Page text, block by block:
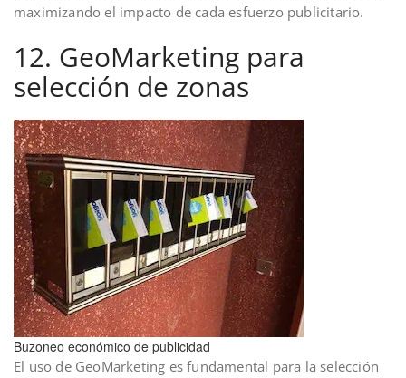
maximizando el impacto de cada esfuerzo publicitario.
12. GeoMarketing para
selección de zonas
Buzoneo económico de publicidad
El uso de GeoMarketing es fundamental para la selección